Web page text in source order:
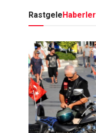
RastgeleHaberler